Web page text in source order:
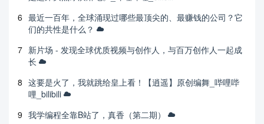
6 最近一百年，全球涌现过哪些最顶尖的、最赚钱的公司？它
们的共性是什么？
7 新片场 - 发现全球优质视频与创作人，与百万创作人一起成
长
8 这要是火了，我就跳给皇上看！【逍遥】原创编舞_哔哩哔
哩_bilibili
9 我学编程全靠B站了，真香（第二期）